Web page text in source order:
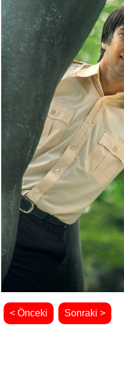
< Önceki Sonraki >